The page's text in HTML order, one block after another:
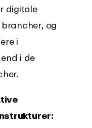
digitale
og
i
i de